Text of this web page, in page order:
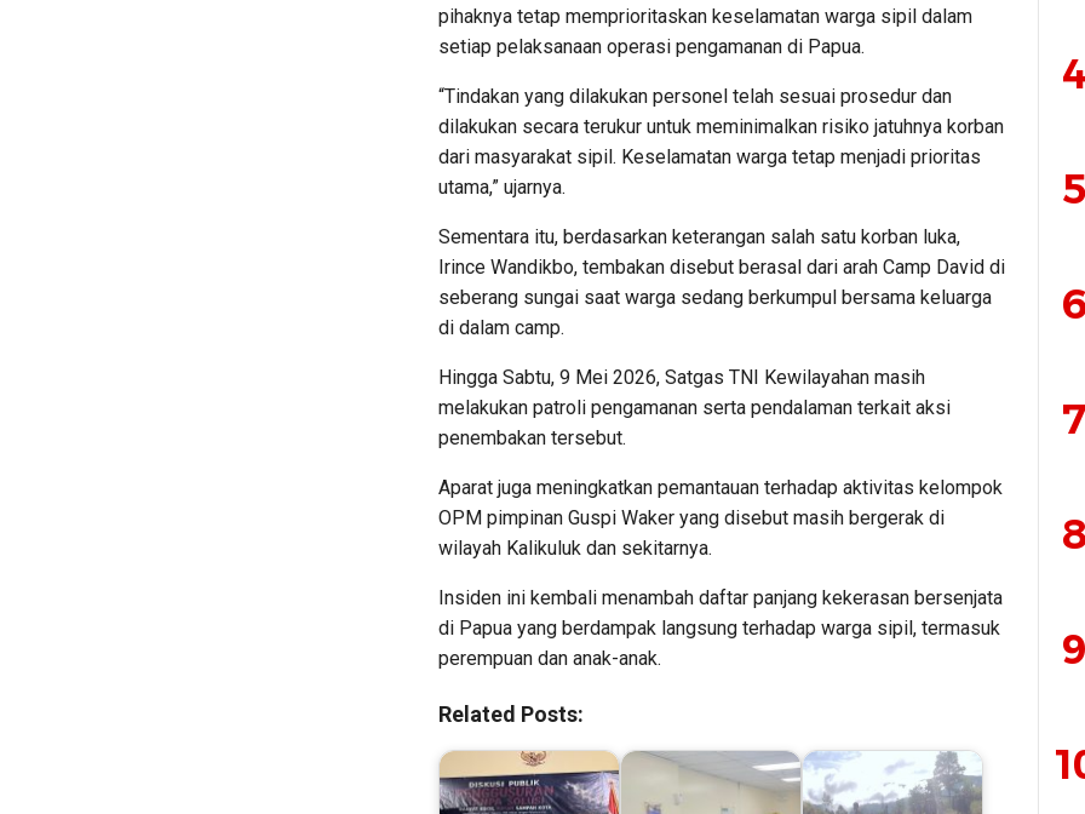
pihaknya tetap memprioritaskan keselamatan warga sipil dalam
setiap pelaksanaan operasi pengamanan di Papua.
“Tindakan yang dilakukan personel telah sesuai prosedur dan
dilakukan secara terukur untuk meminimalkan risiko jatuhnya korban
dari masyarakat sipil. Keselamatan warga tetap menjadi prioritas
utama,” ujarnya.
Sementara itu, berdasarkan keterangan salah satu korban luka,
Irince Wandikbo, tembakan disebut berasal dari arah Camp David di
seberang sungai saat warga sedang berkumpul bersama keluarga
di dalam camp.
Hingga Sabtu, 9 Mei 2026, Satgas TNI Kewilayahan masih
melakukan patroli pengamanan serta pendalaman terkait aksi
penembakan tersebut.
Aparat juga meningkatkan pemantauan terhadap aktivitas kelompok
OPM pimpinan Guspi Waker yang disebut masih bergerak di
wilayah Kalikuluk dan sekitarnya.
Insiden ini kembali menambah daftar panjang kekerasan bersenjata
di Papua yang berdampak langsung terhadap warga sipil, termasuk
perempuan dan anak-anak.
Related Posts:
4
5
6
7
8
9